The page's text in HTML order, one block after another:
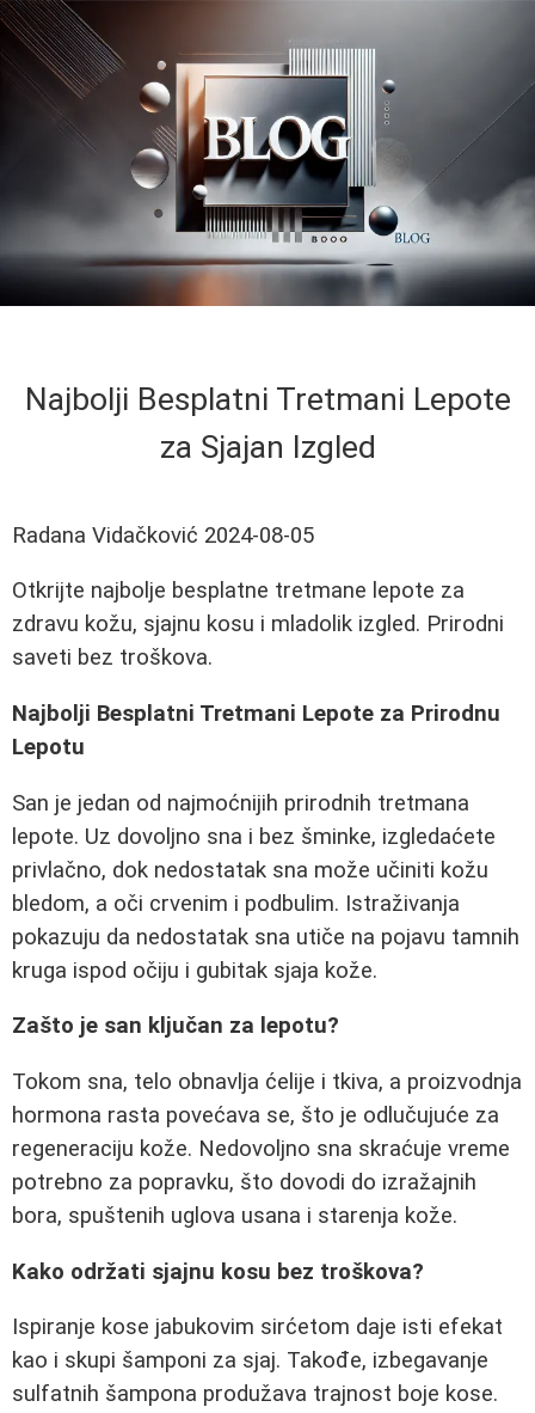
Najbolji Besplatni Tretmani Lepote
za Sjajan Izgled
Radana Vidačković 2024-08-05
Otkrijte najbolje besplatne tretmane lepote za
zdravu kožu, sjajnu kosu i mladolik izgled. Prirodni
saveti bez troškova.
Najbolji Besplatni Tretmani Lepote za Prirodnu
Lepotu
San je jedan od najmoćnijih prirodnih tretmana
lepote. Uz dovoljno sna i bez šminke, izgledaćete
privlačno, dok nedostatak sna može učiniti kožu
bledom, a oči crvenim i podbulim. Istraživanja
pokazuju da nedostatak sna utiče na pojavu tamnih
kruga ispod očiju i gubitak sjaja kože.
Zašto je san ključan za lepotu?
Tokom sna, telo obnavlja ćelije i tkiva, a proizvodnja
hormona rasta povećava se, što je odlučujuće za
regeneraciju kože. Nedovoljno sna skraćuje vreme
potrebno za popravku, što dovodi do izražajnih
bora, spuštenih uglova usana i starenja kože.
Kako održati sjajnu kosu bez troškova?
Ispiranje kose jabukovim sirćetom daje isti efekat
kao i skupi šamponi za sjaj. Takođe, izbegavanje
sulfatnih šampona produžava trajnost boje kose.